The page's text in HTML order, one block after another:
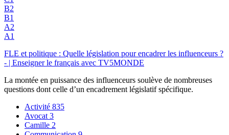
B2
B1
A2
A1
FLE et politique : Quelle législation pour encadrer les influenceurs ?
- | Enseigner le français avec TV5MONDE
La montée en puissance des influenceurs soulève de nombreuses
questions dont celle d’un encadrement législatif spécifique.
Activité 835
Avocat 3
Camille 2